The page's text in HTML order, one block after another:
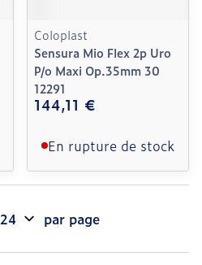
Coloplast
Sensura Mio Flex 2p Uro
P/o Maxi Op.35mm 30
12291
144,11 €
En rupture de stock
par page